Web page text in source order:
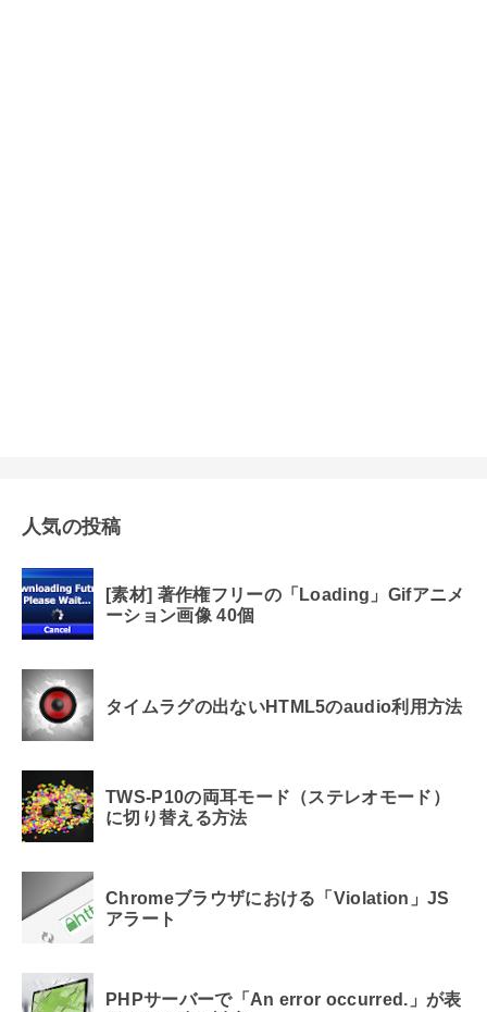
人気の投稿
[素材] 著作権フリーの「Loading」Gifアニメ
ーション画像 40個
タイムラグの出ないHTML5のaudio利用方法
TWS-P10の両耳モード（ステレオモード）
に切り替える方法
Chromeブラウザにおける「Violation」JS
アラート
PHPサーバーで「An error occurred.」が表